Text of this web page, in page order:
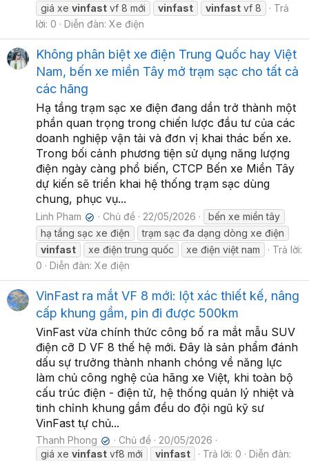
giá xe vinfast vf 8 mới vinfast vinfast vf 8
Trả
lời: 0
Diễn đàn: Xe điện
Không phân biệt xe điện Trung Quốc hay Việt
Nam, bến xe miền Tây mở trạm sạc cho tất cả
các hãng
Hạ tầng trạm sạc xe điện đang dần trở thành một
phần quan trọng trong chiến lược đầu tư của các
doanh nghiệp vận tải và đơn vị khai thác bến xe.
Trong bối cảnh phương tiện sử dụng năng lượng
điện ngày càng phổ biến, CTCP Bến xe Miền Tây
dự kiến sẽ triển khai hệ thống trạm sạc dùng
chung, phục vụ...
Linh Pham ✔ Chủ đề 22/05/2026
bến xe miền tây
hạ tầng sạc xe điện
trạm sạc đa dạng dòng xe điện
vinfast
xe điện trung quốc xe điện việt nam
Trả lời:
0
Diễn đàn: Xe điện
VinFast ra mắt VF 8 mới: lột xác thiết kế, nâng
cấp khung gầm, pin đi được 500km
VinFast vừa chính thức công bố ra mắt mẫu SUV
điện cỡ D VF 8 thế hệ mới. Đây là sản phẩm đánh
dấu sự trưởng thành nhanh chóng về năng lực
làm chủ công nghệ của hãng xe Việt, khi toàn bộ
cấu trúc điện - điện tử, hệ thống quản lý nhiệt và
tinh chỉnh khung gầm đều do đội ngũ kỹ sư
VinFast tự chủ...
Thanh Phong ✔ Chủ đề
20/05/2026
giá xe vinfast vf8 mới vinfast Trả lời: 0
Diễn đàn: